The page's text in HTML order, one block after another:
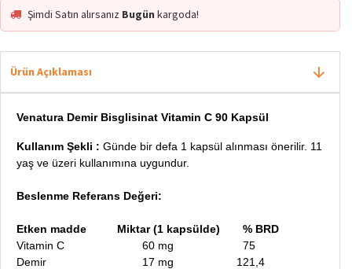
Şimdi Satın alırsanız Bugün kargoda!
Ürün Açıklaması
Venatura Demir Bisglisinat Vitamin C 90 Kapsül
Kullanım Şekli : Günde bir defa 1 kapsül alınması önerilir. 11
yaş ve üzeri kullanımına uygundur.
Beslenme Referans Değeri:
Etken madde Miktar (1 kapsülde)
% BRD
Vitamin C
60 mg
75
Demir
17 mg 121,4